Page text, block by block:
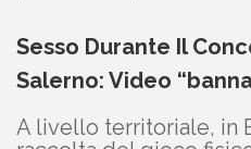
Sesso Durante Il
Salerno: Video
A livello territoriale, in